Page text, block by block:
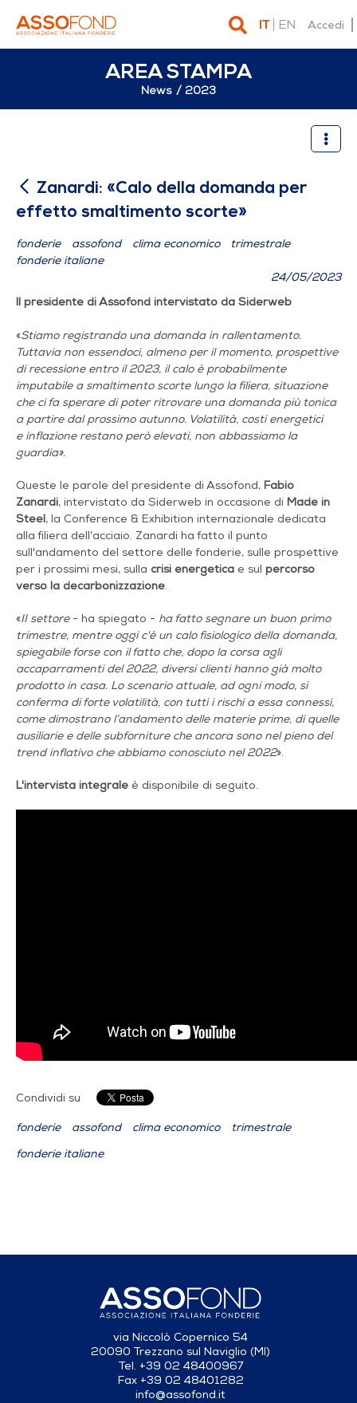
IT EN Accedi
AREA STAMPA
News 2023
Zanardi: «Calo della
Zanardi: «Calo della domanda per
effetto smaltimento scorte»
fonderie assofond clima economico
trimestrale
fonderie italiane
24/05/2023
Il presidente di Assofond intervistato da Siderweb
«Stiamo registrando una domanda in rallentamento.
Tuttavia non essendoci, almeno per il momento, prospettive
di recessione entro il 2023, il calo è probabilmente
imputabile a smaltimento scorte lungo la filiera, situazione
che ci fa sperare di poter ritrovare una domanda più tonica
a partire dal prossimo autunno. Volatilità, costi energetici
e inflazione restano però elevati, non abbassiamo la
guardia».
Queste le parole del presidente di Assofond, Fabio
Zanardi, intervistato da Siderweb in occasione di Made in
Steel, la Conference & Exhibition internazionale dedicata
alla filiera dell’acciaio. Zanardi ha fatto il punto
sull'andamento del settore delle fonderie, sulle prospettive
per i prossimi mesi, sulla crisi energetica e sul percorso
verso la decarbonizzazione.
«II settore- ha spiegato - ha fatto segnare un buon primo
trimestre, mentre oggi c'è un calo fisiologico della domanda,
spiegabile forse con il fatto che, dopo la corsa agli
accaparramenti del 2022, diversi clienti hanno già molto
prodotto in casa. Lo scenario attuale, ad ogni modo, si
conferma di forte volatilità, con tutti i rischi a essa connessi,
come dimostrano l’andamento delle materie prime, di quelle
ausiliarie e delle subforniture che ancora sono nel pieno del
trend inflativo che abbiamo conosciuto nel 2022».
L'intervista integrale è disponibile di seguito.
Condividi su
fonderie assofond clima economico
trimestrale
fonderie italiane
via Niccolò Copernico 54
20090 Trezzano sul Naviglio (MI)
Tel. +39 02 48400967
Fax +39 02 48401282
info@assofond.it